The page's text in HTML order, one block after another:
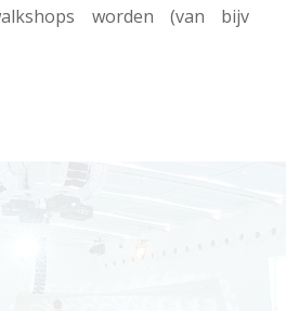
worden (van bijv